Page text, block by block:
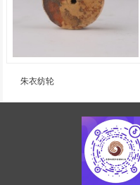
朱衣纺轮